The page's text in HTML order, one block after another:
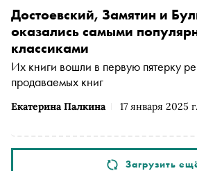
Екатерина Палкина 17 января 2025 г.
Достоевский, Замятин и
оказались самыми
классиками
Их книги вошли в первую пятерку
продаваемых книг
Загрузить